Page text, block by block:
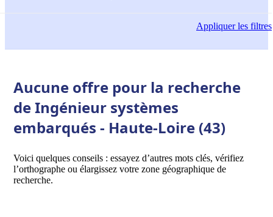
Appliquerles filtres
Aucune offre pour la recherche
de Ingénieur systèmes
embarqués - Haute-Loire (43)
Voici quelques conseils : essayez d’autres mots clés, vérifiez
l’orthographe ou élargissez votre zone géographique de
recherche.